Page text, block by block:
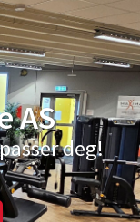
AS
deg!